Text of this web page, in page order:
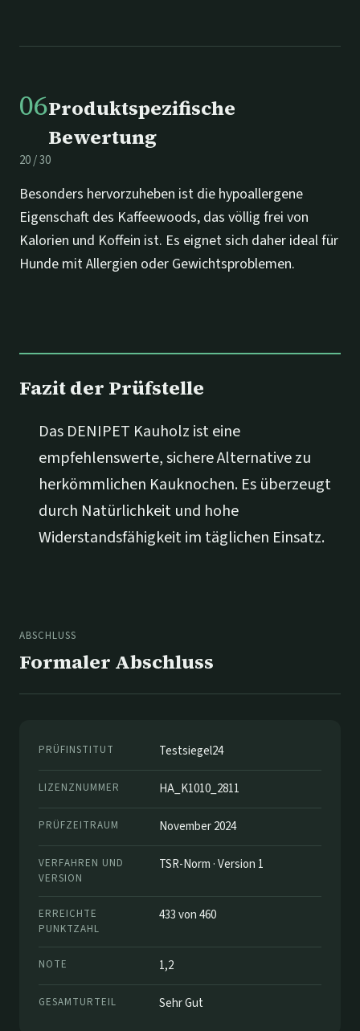
06Produktspezifische
Bewertung
20/30
Besonders hervorzuheben ist die hypoallergene
Eigenschaft des Kaffeewoods, das völlig frei von
Kalorien und Koffein ist. Es eignet sich daher ideal für
Hunde mit Allergien oder Gewichtsproblemen.
Fazit der Prüfstelle
Das DENIPET Kauholz ist eine
empfehlenswerte, sichere Alternative zu
herkömmlichen Kauknochen. Es überzeugt
durch Natürlichkeit und hohe
Widerstandsfähigkeit im täglichen Einsatz.
ABSCHLUSS
Formaler Abschluss
PRÜFINSTITUT Testsiegel24
LIZENZNUMMER HA_K1010_2811
PRÜFZEITRAUM November 2024
VERFAHREN UND
VERSION
TSR-Norm · Version 1
ERREICHTE
PUNKTZAHL
433 von 460
NOTE 1,2
GESAMTURTEIL Sehr Gut